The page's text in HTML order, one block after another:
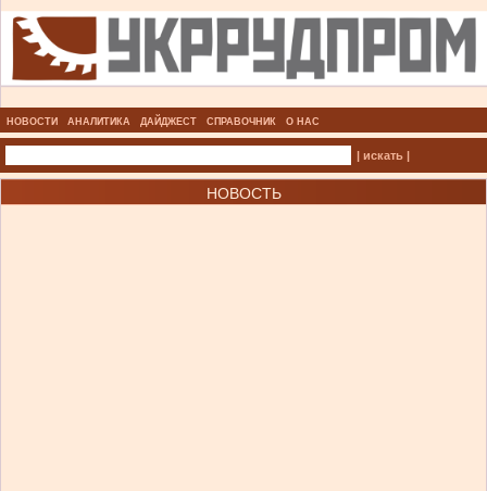
НОВОСТИ АНАЛИТИКА ДАЙДЖЕСТ СПРАВОЧНИК О НАС
| искать |
НОВОСТЬ